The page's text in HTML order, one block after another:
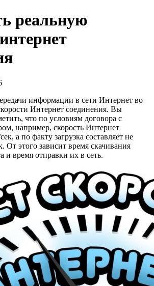
реальную
информации в сети Интернет во
Интернет соединения. Вы
что по условиям договора с
например, скорость Интернет
а по факту загрузка составляет не
этого зависит время скачивания
и время отправки их в сеть.